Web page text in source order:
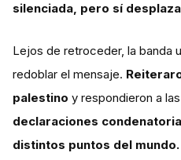
silenciada, pero sí
Lejos de retroceder, la banda
redoblar el mensaje.
palestino y respondieron a
declaraciones
distintos puntos del mundo.